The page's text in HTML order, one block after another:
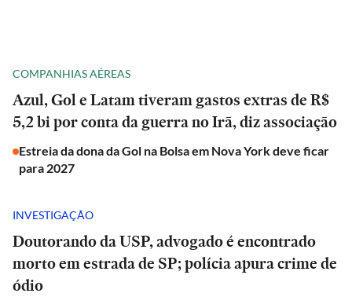
COMPANHIAS AÉREAS
Azul, Gol e Latam tiveram gastos extras de R$
5,2 bi por conta da guerra no Irã, diz associação
Estreia da dona da Gol na Bolsa em Nova York deve ficar
para 2027
INVESTIGAÇÃO
Doutorando da USP, advogado é encontrado
morto em estrada de SP; polícia apura crime de
ódio